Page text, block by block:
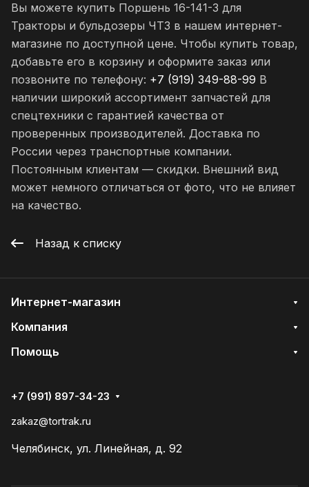
Вы можете купить Поршень 16-141-3 для
Тракторы и бульдозеры ЧТЗ в нашем интернет-
магазине по доступной цене. Чтобы купить товар,
добавьте его в корзину и оформите заказ или
позвоните по телефону: +7 (919) 349-88-99 В
наличии широкий ассортимент запчастей для
спецтехники с гарантией качества от
проверенных производителей. Доставка по
России через транспортные компании.
Постоянным клиентам — скидки. Внешний вид
может немного отличаться от фото, что не влияет
на качество.
Назад к списку
Интернет-магазин
Компания
Помощь
+7 (991) 897-34-23
zakaz@tortrak.ru
Челябинск, ул. Линейная, д. 92